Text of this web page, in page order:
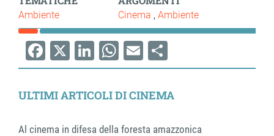
Ambiente Cinema Ambiente
Facebook
X LinkedIn
WhatsApp
EmailShare
ULTIMI ARTICOLI DI CINEMA
Al cinema in difesa della foresta amazzonica